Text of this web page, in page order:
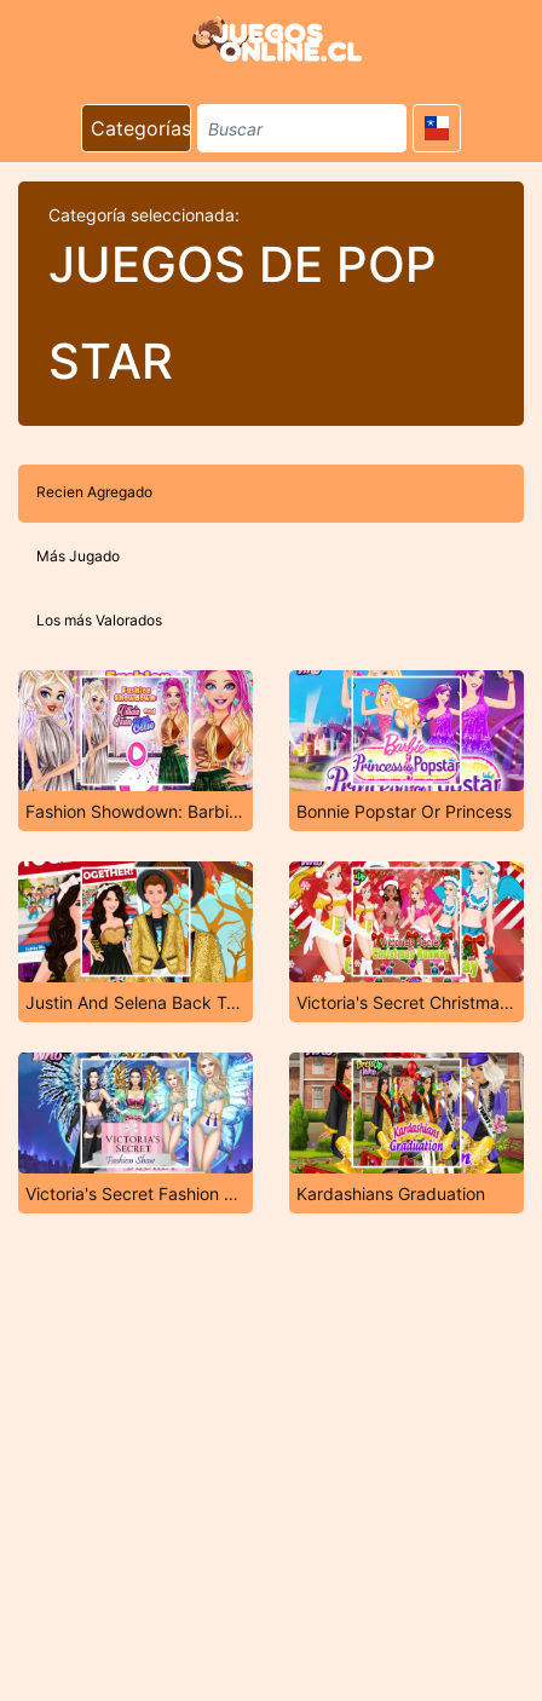
Categorías
Categoría seleccionada:
JUEGOS DE POP
STAR
Recien Agregado
Más Jugado
Los más Valorados
Fashion Showdown: Barbie And Harley Bonnie Popstar Or Princess
Justin And Selena Back Together Victoria's Secret Christmas Runway
Victoria's Secret Fashion Show NYC Kardashians Graduation